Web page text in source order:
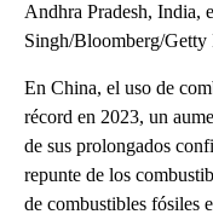
Andhra Pradesh, India,
Singh/Bloomberg/Getty
En China, el uso de
récord en 2023, un
de sus prolongados
repunte de los
de combustibles fósiles